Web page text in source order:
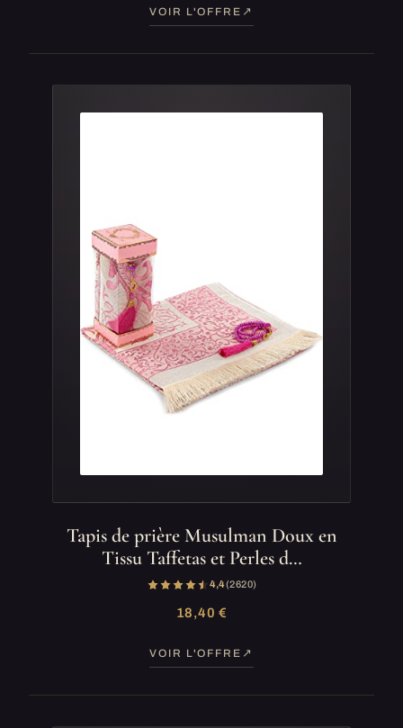
VOIR L'OFFRE
Tapis de prière Musulman Doux en
Tissu Taffetas et Perles d…
4,4(2 620)
18,40 €
VOIR L'OFFRE